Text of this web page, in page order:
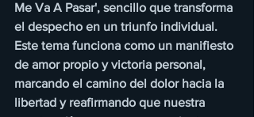
Me Va A Pasar', sencillo que transforma
el despecho en un triunfo individual.
Este tema funciona como un manifiesto
de amor propio y victoria personal,
marcando el camino del dolor hacia la
libertad y reafirmando que nuestra